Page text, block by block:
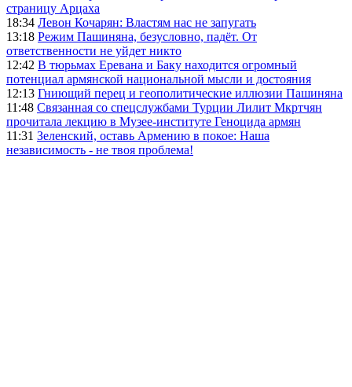
страницу Арцаха
18:34 Левон Кочарян: Властям нас не запугать
13:18 Режим Пашиняна, безусловно, падёт. От
ответственности не уйдет никто
12:42 В тюрьмах Еревана и Баку находится огромный
потенциал армянской национальной мысли и достояния
12:13 Гниющий перец и геополитические иллюзии Пашиняна
11:48 Связанная со спецслужбами Турции Лилит Мкртчян
прочитала лекцию в Музее-институте Геноцида армян
11:31 Зеленский, оставь Армению в покое: Наша
независимость - не твоя проблема!